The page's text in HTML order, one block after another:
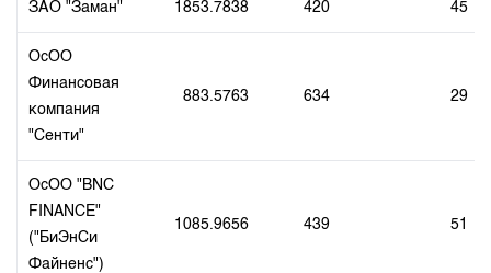
Внутренний аудитор
Участники торгов
Наши партнеры
Cтратегия развития
Корпоративные документы
Листинг
Тарифы
Аналитика
Финансовый рынок KG
Пресс-клуб
25 лет ЗАО КФБ
Биржевая деятельность
Депозитарная деятельность
Центр раскрытия информации
Статистика торгов
Итоги последних торгов
Архив торгов
Котировки по ЦБ
Котировки по драг. металлам
Учебный центр
План работы на год
ЗАО "Заман" 1853.7838 420 45
ОсОО
Финансовая
компания
"Сенти"
883.5763 634 29
ОсОО "BNC
FINANCE"
("БиЭнСи
Файненс")
1085.9656 439 51